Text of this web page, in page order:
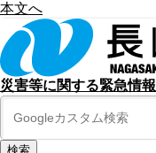
本文へ
災害等に関する緊急情報